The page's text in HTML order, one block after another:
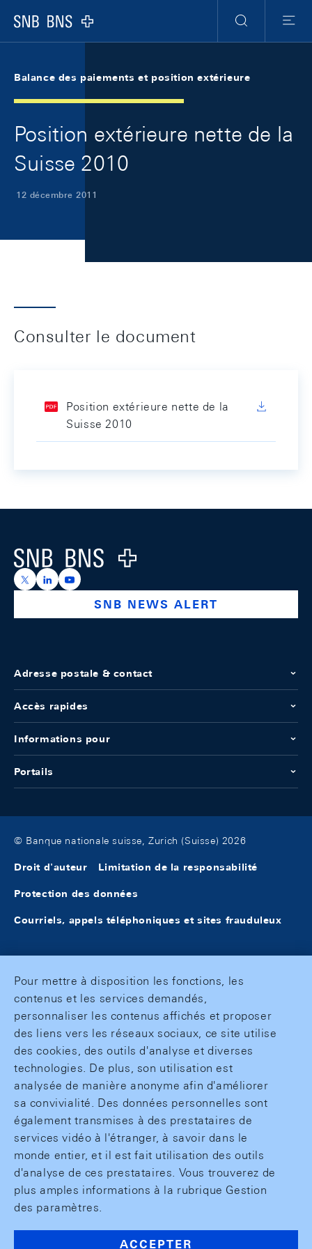
Logo
RechercheMenu
Balance des paiements et position extérieure
Position extérieure nette de la
Suisse 2010
12 décembre 2011
Consulter le document
Position extérieure nette de la
Suisse 2010
Logo
https://x.com/snb_bns
https://ch.linkedin.com/company/swiss-national-
https://www.youtube.com/@swissnationalbank
SNB NEWS ALERT
Adresse postale & contact
Accès rapides
Informations pour
Portails
© Banque nationale suisse, Zurich (Suisse) 2026
Droit d'auteur Limitation de la responsabilité
Protection des données
Courriels, appels téléphoniques et sites frauduleux
Pour mettre à disposition les fonctions, les
contenus et les services demandés,
personnaliser les contenus affichés et proposer
des liens vers les réseaux sociaux, ce site utilise
des cookies, des outils d'analyse et diverses
technologies. De plus, son utilisation est
analysée de manière anonyme afin d'améliorer
sa convivialité. Des données personnelles sont
également transmises à des prestataires de
services vidéo à l'étranger, à savoir dans le
monde entier, et il est fait utilisation des outils
d'analyse de ces prestataires. Vous trouverez de
plus amples informations à la rubrique Gestion
des paramètres.
ACCEPTER